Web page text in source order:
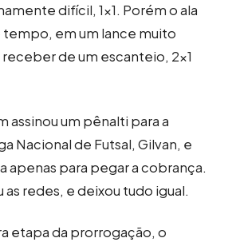
difícil, 1×1. Porém o ala
tempo, em um lance muito
de um escanteio, 2×1
assinou um pênalti para a
Nacional de Futsal, Gilvan, e
para pegar a cobrança.
redes, e deixou tudo igual.
etapa da prorrogação, o